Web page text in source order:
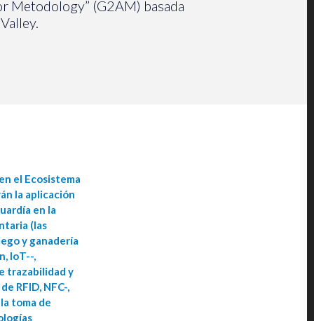
Metodology” (G2AM) basada
el Ecosistema
la aplicación
en la
(las
y ganadería
IoT--,
trazabilidad y
RFID, NFC-,
toma de